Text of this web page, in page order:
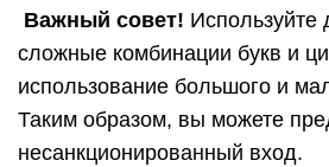
Важный совет! Используйте
сложные комбинации букв и
использование большого и
Таким образом, вы можете
несанкционированный вход.